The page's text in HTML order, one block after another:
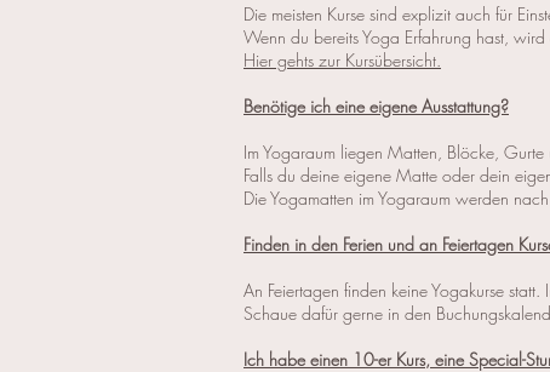
Die meisten Kurse sind explizit auch für
Wenn du bereits Yoga Erfahrung hast,
Hier gehts zur Kursübersicht.
Benötige ich eine eigene Ausstattung?
Im Yogaraum liegen Matten, Blöcke,
Falls du deine eigene Matte oder dein
Die Yogamatten im Yogaraum werden
Finden in den Ferien und an Feiertagen
An Feiertagen finden keine Yogakurse
Schaue dafür gerne in den
Ich habe einen 10-er Kurs, eine Special-